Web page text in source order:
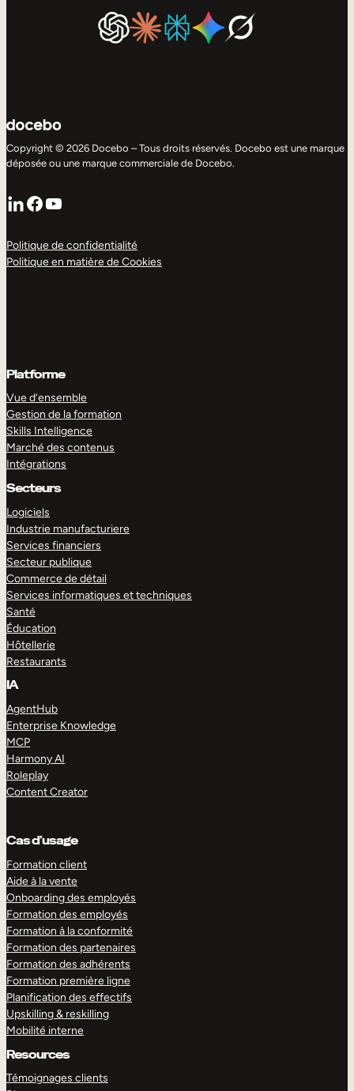
Copyright © 2026 Docebo – Tous droits réservés. Docebo est une marque
déposée ou une marque commerciale de Docebo.
LinkedIn
Facebook
YouTube
Politique de confidentialité
Politique en matière de Cookies
Platforme
Vue d’ensemble
Gestion de la formation
Skills Intelligence
Marché des contenus
Intégrations
Secteurs
Logiciels
Industrie manufacturiere
Services financiers
Secteur publique
Commerce de détail
Services informatiques et techniques
Santé
Éducation
Hôtellerie
Restaurants
IA
AgentHub
Enterprise Knowledge
MCP
Harmony AI
Roleplay
Content Creator
Cas d’usage
Formation client
Aide à la vente
Onboarding des employés
Formation des employés
Formation à la conformité
Formation des partenaires
Formation des adhérents
Formation première ligne
Planification des effectifs
Upskilling & reskilling
Mobilité interne
Resources
Témoignages clients